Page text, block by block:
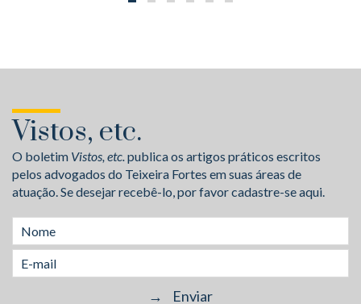
Vistos, etc.
O boletim Vistos, etc.publica os artigos práticos escritos
pelos advogados do Teixeira Fortes em suas áreas de
atuação. Se desejar recebê-lo, por favor cadastre-se aqui.